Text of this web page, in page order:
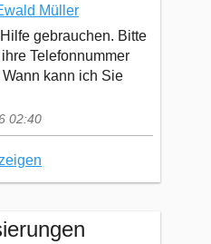
Müller
gebrauchen. Bitte
Telefonnummer
kann ich Sie
02:40